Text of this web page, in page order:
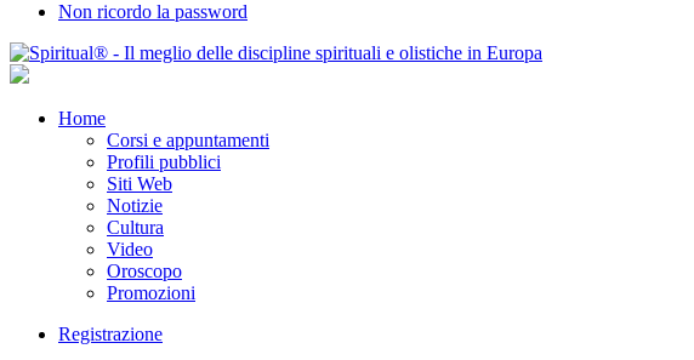
Non ricordo la password
Home
Corsi e appuntamenti
Profili pubblici
Siti Web
Notizie
Cultura
Video
Oroscopo
Promozioni
Registrazione